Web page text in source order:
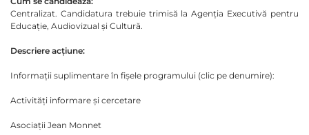
Centralizat. Candidatura trebuie trimisă la Agenția Executivă pentru
Educație, Audiovizual și Cultură.
Descriere acțiune:
Informații suplimentare în fișele programului (clic pe denumire):
Activități informare și cercetare
Asociații Jean Monnet